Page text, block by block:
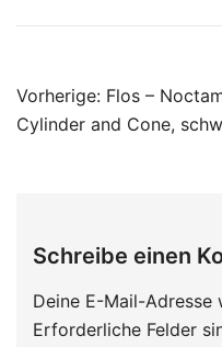
Vorherige: Flos –
Cylinder and Cone,
Schreibe einen
Deine E-Mail-
Erforderliche Felder